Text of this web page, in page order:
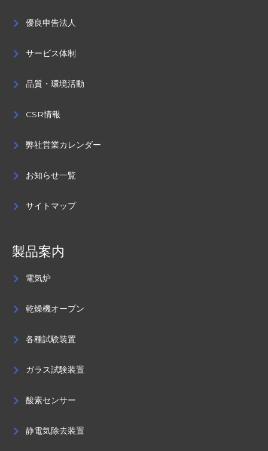
優良申告法人
サービス体制
品質・環境活動
CSR情報
弊社営業カレンダー
お知らせ一覧
サイトマップ
製品案内
電気炉
乾燥機オープン
各種試験装置
ガラス試験装置
酸素センサー
静電気除去装置